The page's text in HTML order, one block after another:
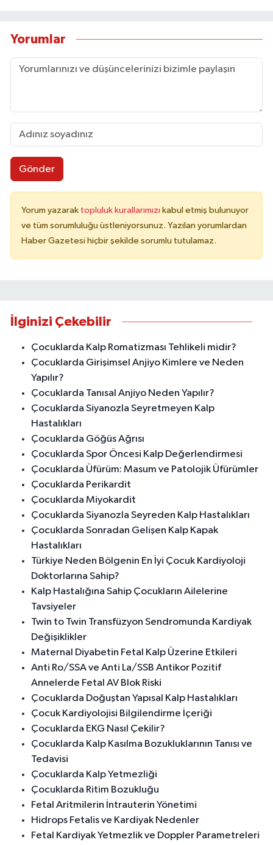
Yorumlar
Gönder
Yorum yazarak topluluk kurallarımızı kabul etmiş bulunuyor
ve tüm sorumluluğu üstleniyorsunuz. Yazılan yorumlardan
Haber Gazetesi hiçbir şekilde sorumlu tutulamaz.
İlginizi Çekebilir
Çocuklarda Kalp Romatizması Tehlikeli midir?
Çocuklarda Girişimsel Anjiyo Kimlere ve Neden
Yapılır?
Çocuklarda Tanısal Anjiyo Neden Yapılır?
Çocuklarda Siyanozla Seyretmeyen Kalp
Hastalıkları
Çocuklarda Göğüs Ağrısı
Çocuklarda Spor Öncesi Kalp Değerlendirmesi
Çocuklarda Üfürüm: Masum ve Patolojik Üfürümler
Çocuklarda Perikardit
Çocuklarda Miyokardit
Çocuklarda Siyanozla Seyreden Kalp Hastalıkları
Çocuklarda Sonradan Gelişen Kalp Kapak
Hastalıkları
Türkiye Neden Bölgenin En İyi Çocuk Kardiyoloji
Doktorlarına Sahip?
Kalp Hastalığına Sahip Çocukların Ailelerine
Tavsiyeler
Twin to Twin Transfüzyon Sendromunda Kardiyak
Değişiklikler
Maternal Diyabetin Fetal Kalp Üzerine Etkileri
Anti Ro/SSA ve Anti La/SSB Antikor Pozitif
Annelerde Fetal AV Blok Riski
Çocuklarda Doğuştan Yapısal Kalp Hastalıkları
Çocuk Kardiyolojisi Bilgilendirme İçeriği
Çocuklarda EKG Nasıl Çekilir?
Çocuklarda Kalp Kasılma Bozukluklarının Tanısı ve
Tedavisi
Çocuklarda Kalp Yetmezliği
Çocuklarda Ritim Bozukluğu
Fetal Aritmilerin İntrauterin Yönetimi
Hidrops Fetalis ve Kardiyak Nedenler
Fetal Kardiyak Yetmezlik ve Doppler Parametreleri